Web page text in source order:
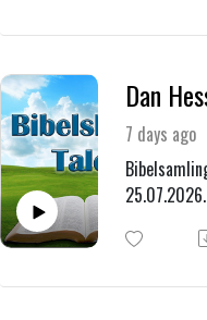
7 days ago